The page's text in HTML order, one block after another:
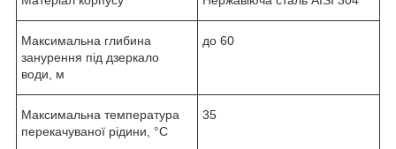
Максимальна глибина
занурення під дзеркало
води, м
до 60
Максимальна температура
перекачуваної рідини, °C
35